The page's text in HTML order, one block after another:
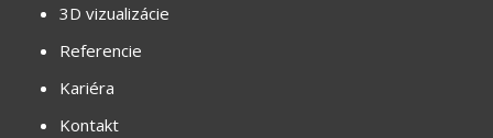
3D vizualizácie
Referencie
Kariéra
Kontakt